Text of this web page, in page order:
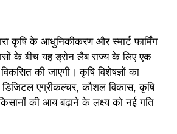
कृषि के आधुनिकीकरण और स्मार्ट फार्मिंग
के बीच यह ड्रोन लैब राज्य के लिए एक
की जाएगी। कृषि विशेषज्ञों का
एग्रीकल्चर, कौशल विकास, कृषि
की आय बढ़ाने के लक्ष्य को नई गति